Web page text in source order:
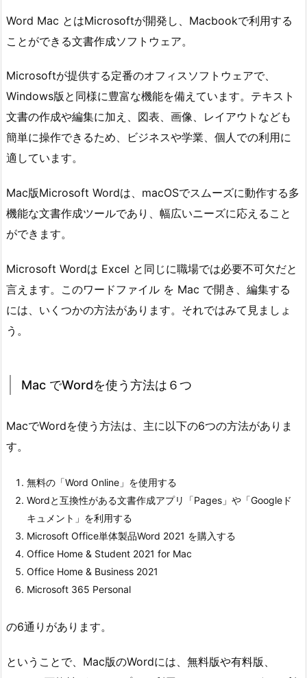
Word Mac とはMicrosoftが開発し、Macbookで利用する
ことができる文書作成ソフトウェア。
Microsoftが提供する定番のオフィスソフトウェアで、
Windows版と同様に豊富な機能を備えています。テキスト
文書の作成や編集に加え、図表、画像、レイアウトなども
簡単に操作できるため、ビジネスや学業、個人での利用に
適しています。
Mac版Microsoft Wordは、macOSでスムーズに動作する多
機能な文書作成ツールであり、幅広いニーズに応えること
ができます。
Microsoft Wordは Excel と同じに職場では必要不可欠だと
言えます。このワードファイル を Mac で開き、編集する
には、いくつかの方法があります。それではみて見ましょ
う。
Mac でWordを使う方法は６つ
MacでWordを使う方法は、主に以下の6つの方法がありま
す。
無料の「Word Online」を使用する
Wordと互換性がある文書作成アプリ「Pages」や「Googleド
キュメント」を利用する
Microsoft Office単体製品Word 2021 を購入する
Office Home & Student 2021 for Mac
Office Home & Business 2021
Microsoft 365 Personal
の6通りがあります。
ということで、Mac版のWordには、無料版や有料版、